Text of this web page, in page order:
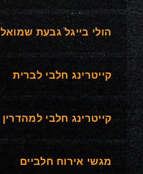
הולי בייגל גבעת שמואל
קייטרינג חלבי לברית
קייטרינג חלבי למהדרין
מגשי אירוח חלביים